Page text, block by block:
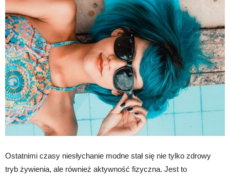
Ostatnimi czasy niesłychanie modne stał się nie tylko zdrowy
tryb żywienia, ale również aktywność fizyczna. Jest to